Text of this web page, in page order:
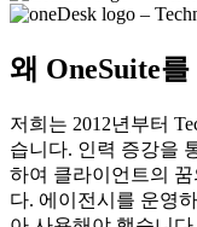
왜 OneSuite
저희는 2012년부터
습니다. 인력 증강을
하여 클라이언트의
다. 에이전시를 운영